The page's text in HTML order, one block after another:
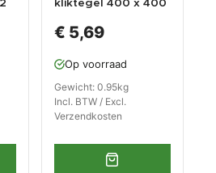
kliktegel 400 x 400
werkplaats tegels –
at kleur grijs
€ 5,69
Op voorraad
Gewicht: 0.95kg
Incl. BTW / Excl.
Verzendkosten